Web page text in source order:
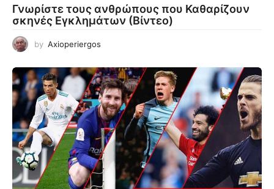
Γνωρίστε τους ανθρώπους που Καθαρίζουν
σκηνές Εγκλημάτων (Βίντεο)
by Axioperiergos